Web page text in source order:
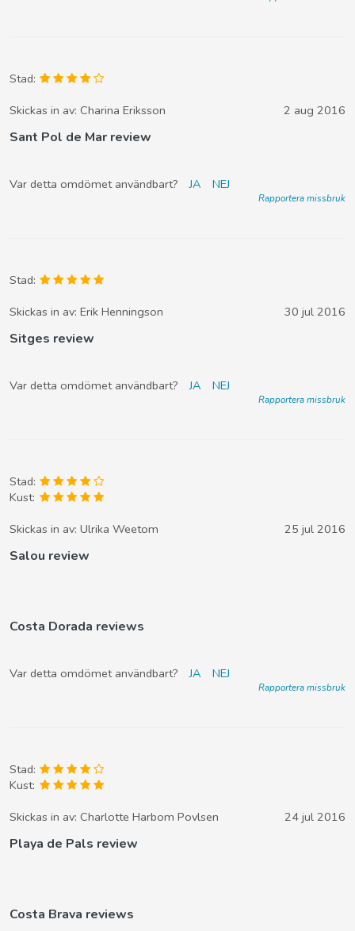
Stad:
Skickas in av: Charina Eriksson 2 aug 2016
Sant Pol de Mar review
Var detta omdömet användbart? JA NEJ
Rapportera missbruk
Stad:
Skickas in av: Erik Henningson 30 jul 2016
Sitges review
Var detta omdömet användbart? JA NEJ
Rapportera missbruk
Stad:
Kust:
Skickas in av: Ulrika Weetom 25 jul 2016
Salou review
Costa Dorada reviews
Var detta omdömet användbart? JA NEJ
Rapportera missbruk
Stad:
Kust:
Skickas in av: Charlotte Harbom Povlsen 24 jul 2016
Playa de Pals review
Costa Brava reviews